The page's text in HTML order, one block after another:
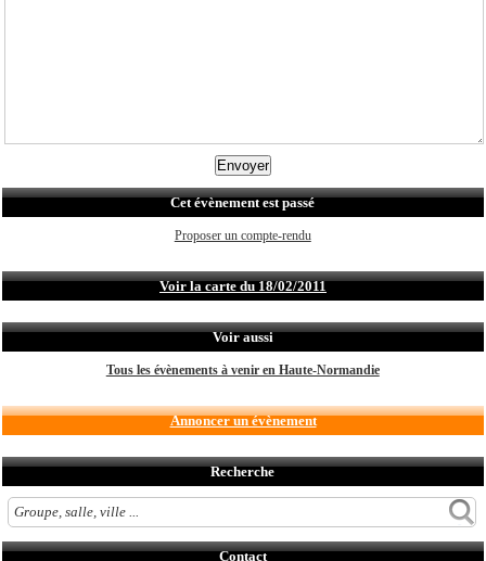
Cet évènement est passé
Proposer un compte-rendu
Voir la carte du 18/02/2011
Voir aussi
Tous les évènements à venir en Haute-Normandie
Annoncer un évènement
Recherche
Contact